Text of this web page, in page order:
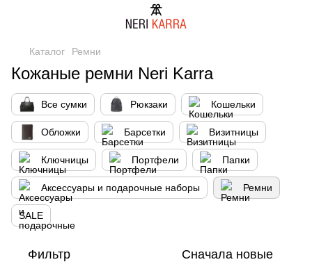
Каталог Ремни
Кожаные ремни Neri Karra
Все сумки Рюкзаки Кошельки
Обложки Барсетки Визитницы
Ключницы Портфели Папки
Аксессуары и подарочные наборы Ремни
SALE
Фильтр Сначала новые